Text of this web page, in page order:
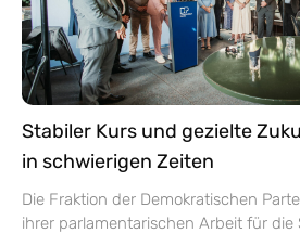
Stabiler Kurs und gezielte
in schwierigen Zeiten
Die Fraktion der Demokratischen
ihrer parlamentarischen Arbeit für die